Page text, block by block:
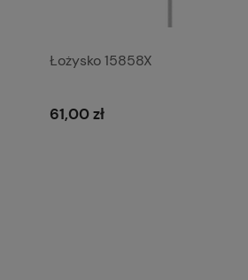
Łożysko 15858X
61,00 zł